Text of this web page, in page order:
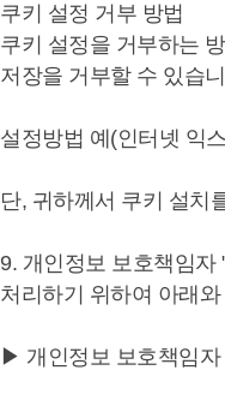
쿠키 설정 거부 방법
쿠키 설정을 거부하는
저장을 거부할 수 있습
설정방법 예(인터넷 익
단, 귀하께서 쿠키 설치
9. 개인정보 보호책임
처리하기 위하여 아래
▶ 개인정보 보호책임